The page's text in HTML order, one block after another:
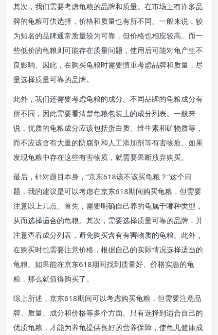
其次，我们需要考虑龟粮的品牌和质量。在市场上有许多品
牌的龟粮可供选择，价格和质量也有所不同。一般来说，较
为知名的品牌通常质量较为可靠，但价格也相应较高。而一
些低价的龟粮则可能存在质量问题，使用后可能对龟产生不
良影响。因此，在购买龟粮时需要慎重考虑品牌和质量，尽
量选择质量可靠的品牌。
此外，我们还需要考虑龟粮的成分。不同品牌的龟粮成分有
所不同，因此需要看清楚龟粮包装上的成分列表。一般来
说，优质的龟粮成分应该包括蛋白质、维生素和矿物质等，
而不应该含有大量的防腐剂和人工添加剂等有害物质。如果
发现龟粮中存在这些有害物质，就需要果断放弃购买。
最后，针对题目本身，“京东618该不该买龟粮？”这个问
题，我的建议是可以考虑在京东618期间购买龟粮，但需要
注意以上几点。首先，需要明确自己养的龟属于哪种类型，
从而选择适合的龟粮。其次，需要选择质量可靠的品牌，并
注意查看成分列表，避免购买含有有害物质的龟粮。此外，
在购买时也需要注意价格，根据自己的实际情况选择适当的
龟粮。如果能在京东618期间找到质量好、价格实惠的龟
粮，那么就值得购买了。
综上所述，京东618期间可以考虑购买龟粮，但需要注意品
牌、质量、成分和价格等多个方面。只有选择到适合自己的
优质龟粮，才能为养龟提供良好的营养保障，使龟儿健康成